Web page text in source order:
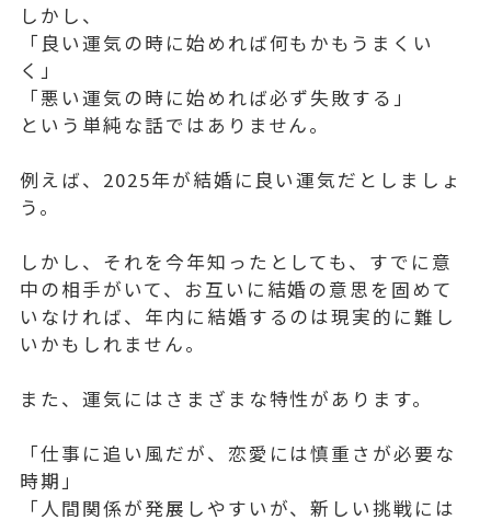
しかし、
「良い運気の時に始めれば何もかもうまくい
く」
「悪い運気の時に始めれば必ず失敗する」
という単純な話ではありません。
例えば、2025年が結婚に良い運気だとしましょ
う。
しかし、それを今年知ったとしても、すでに意
中の相手がいて、お互いに結婚の意思を固めて
いなければ、年内に結婚するのは現実的に難し
いかもしれません。
また、運気にはさまざまな特性があります。
「仕事に追い風だが、恋愛には慎重さが必要な
時期」
「人間関係が発展しやすいが、新しい挑戦には